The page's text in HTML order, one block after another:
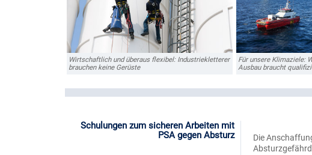
Wirtschaftlich und überaus flexibel: Industriekletterer
brauchen keine Gerüste
Für unsere Klimaziele:
Ausbau braucht
Schulungen zum sicheren Arbeiten mit
PSA gegen Absturz
Die